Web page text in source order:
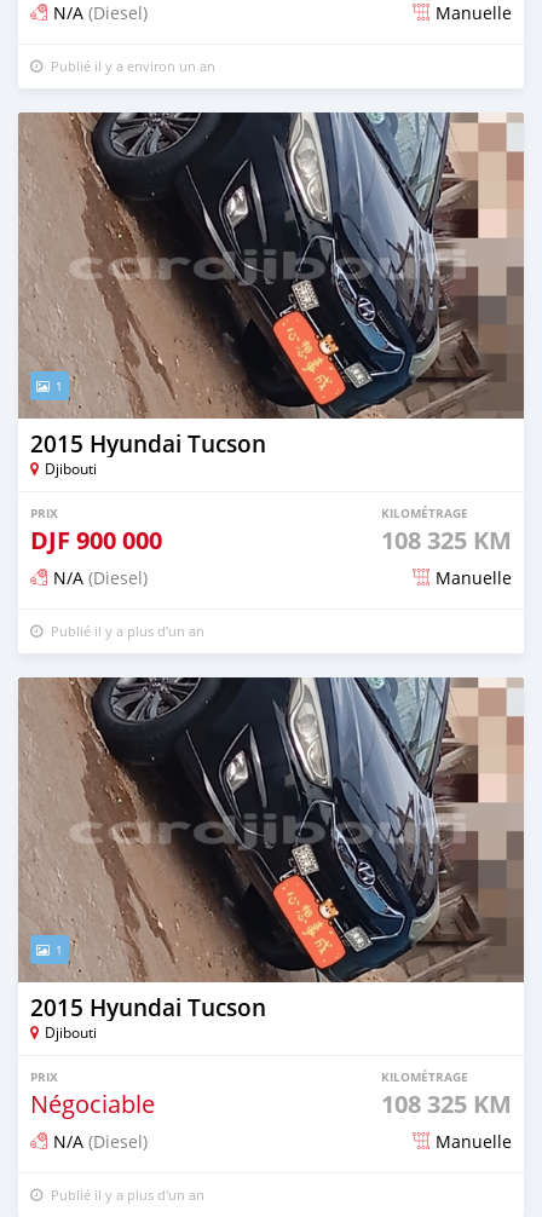
N/A (Diesel) Manuelle
Publié il y a environ un an
1
2015 Hyundai Tucson
Djibouti
PRIX
DJF 900 000
KILOMÉTRAGE
108 325 KM
N/A (Diesel) Manuelle
Publié il y a plus d'un an
1
2015 Hyundai Tucson
Djibouti
PRIX
Négociable
KILOMÉTRAGE
108 325 KM
N/A (Diesel) Manuelle
Publié il y a plus d'un an